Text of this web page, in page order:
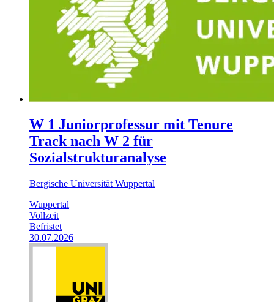
W 1 Juniorprofessur mit Tenure
Track nach W 2 für
Sozialstrukturanalyse
Bergische Universität Wuppertal
Wuppertal
Vollzeit
Befristet
30.07.2026